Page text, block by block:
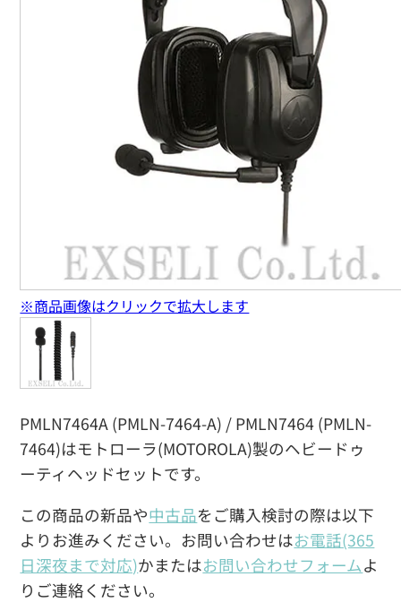
PMLN7464A (PMLN-7464-A) / PMLN7464 (PMLN-
7464)はモトローラ(MOTOROLA)製のヘビードゥ
ーティヘッドセットです。
この商品の新品や中古品をご購入検討の際は以下
よりお進みください。お問い合わせはお電話(365
日深夜まで対応)かまたはお問い合わせフォームよ
りご連絡ください。
※商品画像はクリックで拡大します